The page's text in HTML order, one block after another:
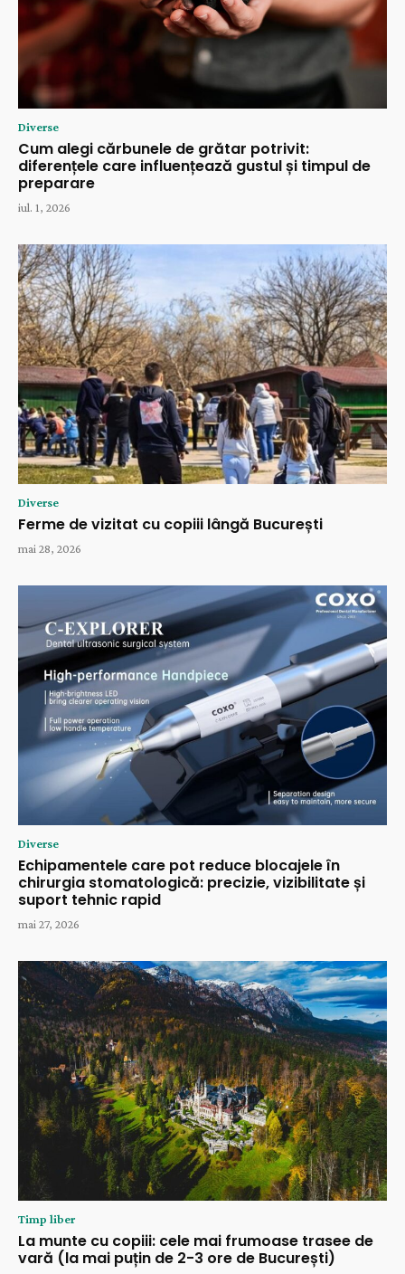
Diverse
Cum alegi cărbunele de grătar potrivit:
diferențele care influențează gustul și timpul de
preparare
iul. 1, 2026
Diverse
Ferme de vizitat cu copiii lângă București
mai 28, 2026
Diverse
Echipamentele care pot reduce blocajele în
chirurgia stomatologică: precizie, vizibilitate și
suport tehnic rapid
mai 27, 2026
Timp liber
La munte cu copiii: cele mai frumoase trasee de
vară (la mai puțin de 2-3 ore de București)